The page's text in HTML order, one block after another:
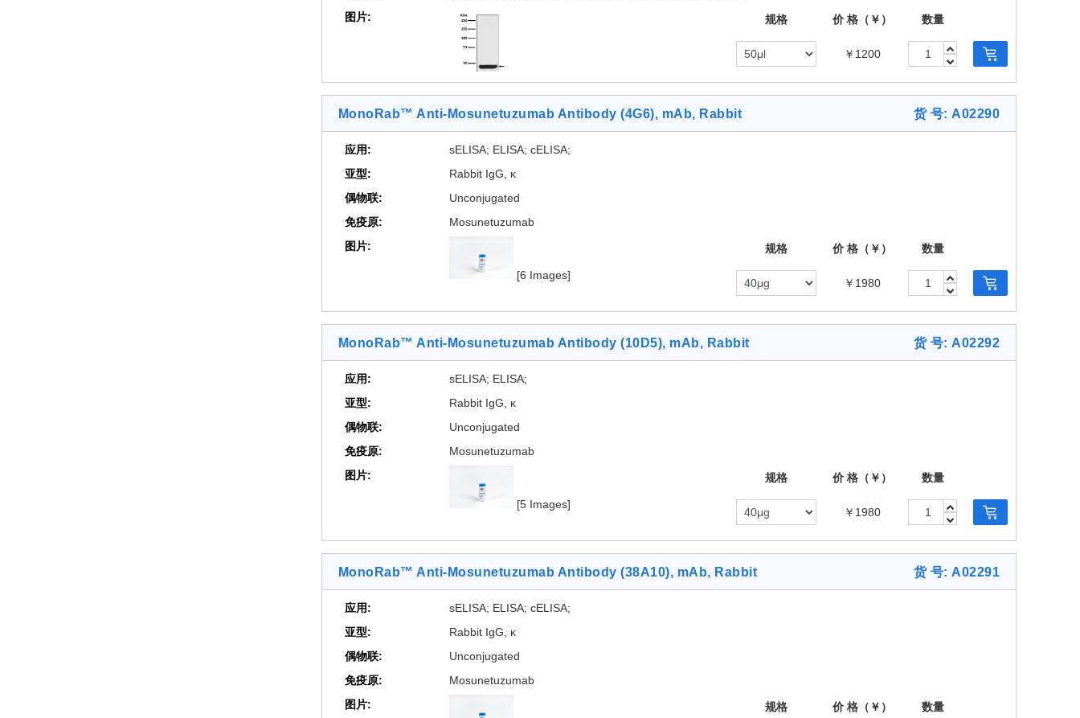
图片:
规格 价 格（￥） 数量
￥1200
MonoRab™ Anti-Mosunetuzumab Antibody (4G6), mAb, Rabbit 货 号: A02290
应用:
sELISA; ELISA; cELISA;
亚型:
Rabbit IgG, κ
偶物联:
Unconjugated
免疫原:
Mosunetuzumab
图片:
[6 Images]
规格 价 格（￥） 数量
￥1980
MonoRab™ Anti-Mosunetuzumab Antibody (10D5), mAb, Rabbit 货 号: A02292
应用:
sELISA; ELISA;
亚型:
Rabbit IgG, κ
偶物联:
Unconjugated
免疫原:
Mosunetuzumab
图片:
[5 Images]
规格 价 格（￥） 数量
￥1980
MonoRab™ Anti-Mosunetuzumab Antibody (38A10), mAb, Rabbit 货 号: A02291
应用:
sELISA; ELISA; cELISA;
亚型:
Rabbit IgG, κ
偶物联:
Unconjugated
免疫原:
Mosunetuzumab
图片:
规格 价 格（￥） 数量